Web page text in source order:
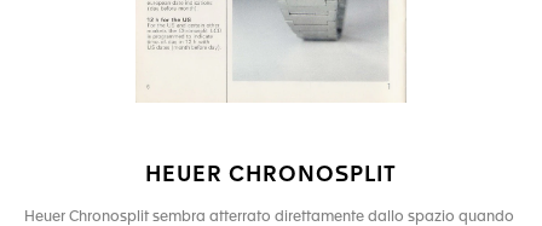
HEUER CHRONOSPLIT
Heuer Chronosplit sembra atterrato direttamente dallo spazio quando